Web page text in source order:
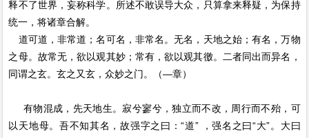
释不了世界，妄称科学。所述不敢误导大众，只算拿来释疑，为保持
统一，将诸章合解。
道可道，非常道；名可名，非常名。无名，天地之始；有名，万物
之母。故常无，欲以观其妙；常有，欲以观其徼。二者同出而异名，
同谓之玄。玄之又玄，众妙之门。（—章）
有物混成，先天地生。寂兮寥兮，独立而不改，周行而不殆，可
以天地母。吾不知其名，故强字之曰：“道” ，强名之曰“大”。大曰